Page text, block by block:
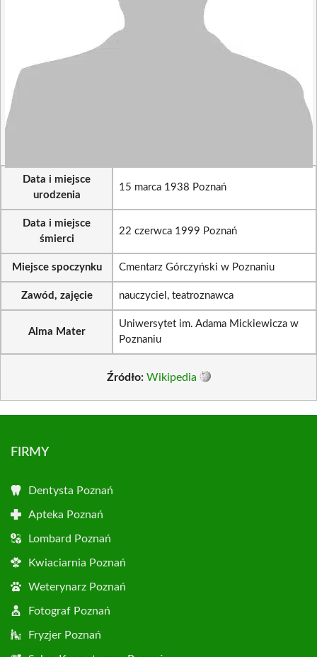
Data i miejsce
urodzenia
15 marca 1938 Poznań
Data i miejsce
śmierci
22 czerwca 1999 Poznań
Miejsce spoczynku Cmentarz Górczyński w Poznaniu
Zawód, zajęcie nauczyciel, teatroznawca
Alma Mater
Uniwersytet im. Adama Mickiewicza w
Poznaniu
Źródło: Wikipedia
FIRMY
Dentysta Poznań
Apteka Poznań
Lombard Poznań
Kwiaciarnia Poznań
Weterynarz Poznań
Fotograf Poznań
Fryzjer Poznań